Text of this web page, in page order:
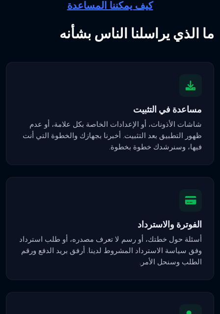
كيف يمكننا المساعدة
ما الذي يراسلنا الناس بشأنه
مساعدة في التثبيت
شاشات الأذونات، أو الإعدادات الخاصة بكل علامة، أو عدم
ظهور التطبيق بعد التثبيت. أخبرنا بجهازك والخطوة التي أنت
فيها، وسنرشدك خطوة بخطوة.
الفوترة والاسترداد
أسئلة حول خطتك، أو رسم لا تعرف مصدره، أو طلب استرداد
وفق سياسة الاسترداد المشروط لدينا. أرفق بريد الدفع ورقم
الطلب وسنحل الأمر.